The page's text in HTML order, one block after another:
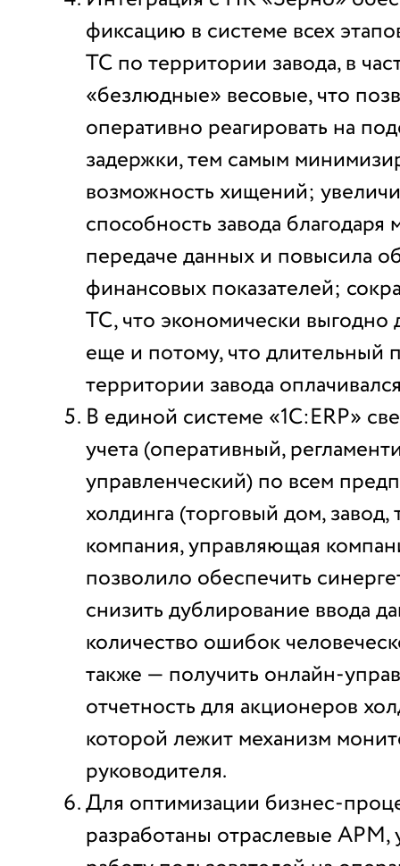
фиксацию в системе всех
ТС по территории завода, в
«безлюдные» весовые, что
оперативно реагировать на
задержки, тем самым
возможность хищений;
способность завода
передаче данных и повысила
финансовых показателей;
ТС, что экономически выгодно
еще и потому, что длительный
территории завода
В единой системе «1С:ERP»
учета (оперативный,
управленческий) по всем
холдинга (торговый дом, завод,
компания, управляющая
позволило обеспечить
снизить дублирование ввода
количество ошибок
также — получить онлайн-
отчетность для акционеров
которой лежит механизм
руководителя.
Для оптимизации бизнес-
разработаны отраслевые